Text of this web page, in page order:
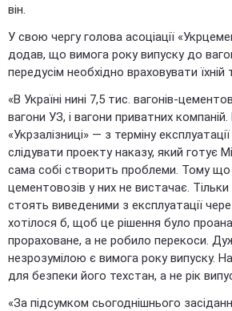
він.
У свою чергу голова асоціації
додав, що вимога року випуску до
передусім необхідно враховувати їхній
«В Україні нині 7,5 тис. вагонів-
вагони УЗ, і вагони приватних
«Укрзалізниці» — з терміну
слідувати проекту наказу, який готує
сама собі створить проблеми. Тому що
цементовозів у них не вистачає.
стоять виведеними з експлуатації
хотілося б, щоб це рішення було
прораховане, а не робило перекоси.
незрозумілою є вимога року випуску.
для безпеки його техстан, а не рік
«За підсумком сьогоднішнього